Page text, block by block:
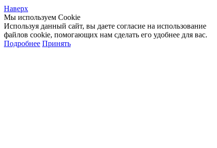
Наверх
Мы используем Cookie
Используя данный сайт, вы даете согласие на использование
файлов cookie, помогающих нам сделать его удобнее для вас.
Подробнее Принять